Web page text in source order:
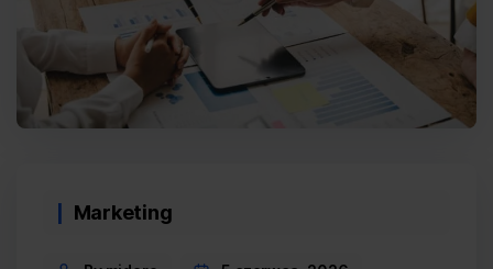
Categories
Marketing